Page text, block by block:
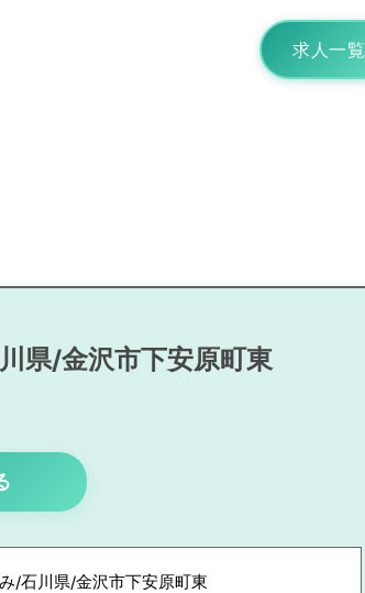
求人一覧
県/金沢市下安原町東
/石川県/金沢市下安原町東